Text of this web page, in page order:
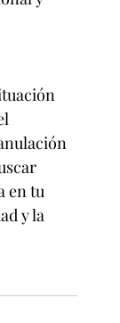
en tu
y la